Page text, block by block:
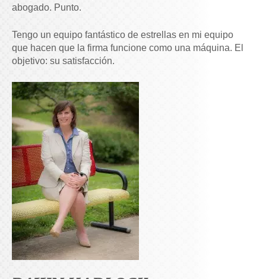
abogado. Punto.
Tengo un equipo fantástico de estrellas en mi equipo
que hacen que la firma funcione como una máquina. El
objetivo: su satisfacción.